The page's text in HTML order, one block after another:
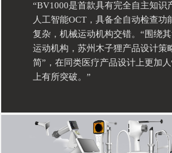
“BV1000是首款具有完全自主知识
人工智能OCT，具备全自动检查功
复杂，机械运动机构交错。“围绕
运动机构，苏州木子狸产品设计策
简”，在同类医疗产品设计上更加
上有所突破。”